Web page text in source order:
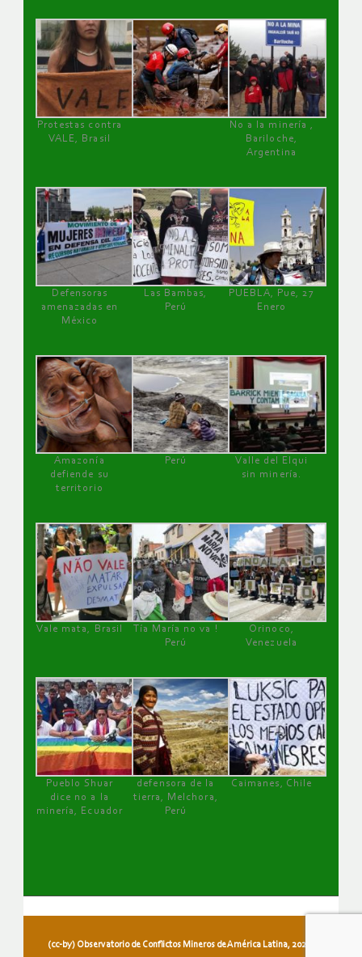
Protestas contra
VALE, Brasil
No a la minería ,
Bariloche,
Argentina
Defensoras
amenazadas en
México
Las Bambas,
Perú
PUEBLA, Pue, 27
Enero
Amazonía
defiende su
territorio
Perú
Valle del Elqui
sin minería.
Vale mata, Brasil
Tía María no va !
Perú
Orinoco,
Venezuela
Pueblo Shuar
dice no a la
minería, Ecuador
defensora de la
tierra, Melchora,
Perú
Caimanes, Chile
(cc-by) Observatorio de Conflictos Mineros de América Latina, 2026